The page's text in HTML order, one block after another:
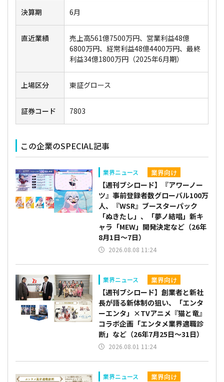
決算期 6月
直近業績
売上高561億7500万円、営業利益48億
6800万円、経常利益48億4400万円、最終
利益34億1800万円（2025年6月期）
上場区分 東証グロース
証券コード 7803
この企業のSPECIAL記事
業界ニュース 業界向け
【週刊ブシロード】『アワーノー
ツ』事前登録者数グローバル100万
人、『WSR』ブースターパック
「ぬきたし」、「夢ノ結唱」新キ
ャラ「MEW」開発決定など（26年
8月1日～7日）
2026.08.08 11:24
業界ニュース 業界向け
【週刊ブシロード】創業者と新社
長が語る新体制の狙い、「エンタ
ーエンタ」×TVアニメ『猫と竜』
コラボ企画「エンタメ業界適職診
断」など（26年7月25日～31日）
2026.08.01 11:24
業界ニュース 業界向け